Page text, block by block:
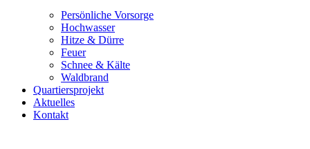
Persönliche Vorsorge
Hochwasser
Hitze & Dürre
Feuer
Schnee & Kälte
Waldbrand
Quartiersprojekt
Aktuelles
Kontakt